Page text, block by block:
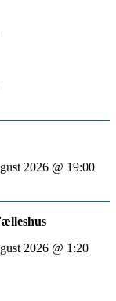
2026 @ 19:00
2026 @ 1:20